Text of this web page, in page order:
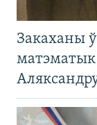
Закаханы
матэматык